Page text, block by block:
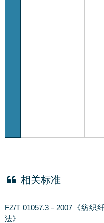
相关标准
FZ/T 01057.3－2007《纺
法》